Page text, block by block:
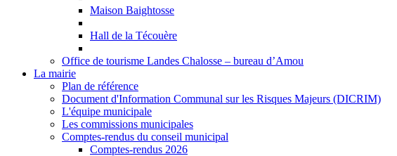
Maison Baightosse
Hall de la Técouère
Office de tourisme Landes Chalosse – bureau d’Amou
La mairie
Plan de référence
Document d'Information Communal sur les Risques Majeurs (DICRIM)
L'équipe municipale
Les commissions municipales
Comptes-rendus du conseil municipal
Comptes-rendus 2026